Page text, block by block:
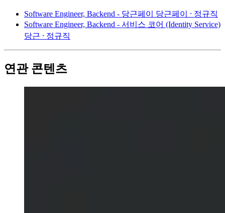
Software Engineer, Backend - 당근페이
당근페이 ⸱ 정규직
Software Engineer, Backend - 서비스 코어 (Identity Service)
당근 ⸱ 정규직
연관 콘텐츠